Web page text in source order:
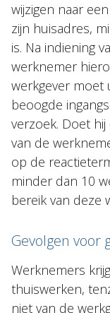
wijzigen naar
zijn huisadres,
is. Na indiening
werknemer
werkgever moet
beoogde
verzoek. Doet
van de
op de
minder dan 10
bereik van deze
Gevolgen voor
Werknemers
thuiswerken,
niet van de